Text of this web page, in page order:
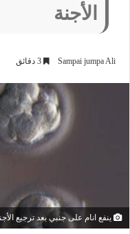
الأجنة
Sampai jumpa Ali
ينفع انام على جنبي بعد ترجيع